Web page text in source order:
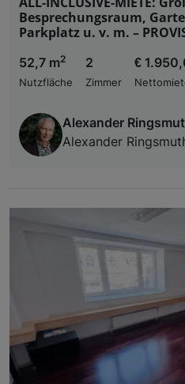
Besprechungsraum,
Parkplatz u. v. m. –
52,7 m2
Nutzfläche
2
Zimmer
€
Alexander
Alexander